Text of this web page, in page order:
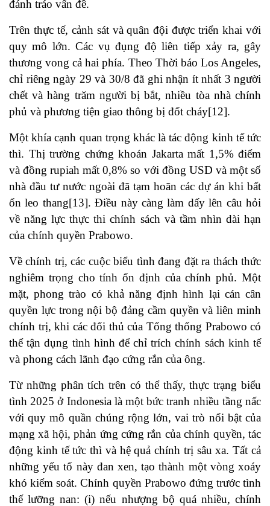
đánh tráo vấn đề.
Trên thực tế, cảnh sát và quân đội được triển khai với
quy mô lớn. Các vụ đụng độ liên tiếp xảy ra, gây
thương vong cả hai phía. Theo Thời báo Los Angeles,
chỉ riêng ngày 29 và 30/8 đã ghi nhận ít nhất 3 người
chết và hàng trăm người bị bắt, nhiều tòa nhà chính
phủ và phương tiện giao thông bị đốt cháy[12].
Một khía cạnh quan trọng khác là tác động kinh tế tức
thì. Thị trường chứng khoán Jakarta mất 1,5% điểm
và đồng rupiah mất 0,8% so với đồng USD và một số
nhà đầu tư nước ngoài đã tạm hoãn các dự án khi bất
ổn leo thang[13]. Điều này càng làm dấy lên câu hỏi
về năng lực thực thi chính sách và tầm nhìn dài hạn
của chính quyền Prabowo.
Về chính trị, các cuộc biểu tình đang đặt ra thách thức
nghiêm trọng cho tính ổn định của chính phủ. Một
mặt, phong trào có khả năng định hình lại cán cân
quyền lực trong nội bộ đảng cầm quyền và liên minh
chính trị, khi các đối thủ của Tổng thống Prabowo có
thể tận dụng tình hình để chỉ trích chính sách kinh tế
và phong cách lãnh đạo cứng rắn của ông.
Từ những phân tích trên có thể thấy, thực trạng biểu
tình 2025 ở Indonesia là một bức tranh nhiều tầng nấc
với quy mô quần chúng rộng lớn, vai trò nổi bật của
mạng xã hội, phản ứng cứng rắn của chính quyền, tác
động kinh tế tức thì và hệ quả chính trị sâu xa. Tất cả
những yếu tố này đan xen, tạo thành một vòng xoáy
khó kiểm soát. Chính quyền Prabowo đứng trước tình
thế lưỡng nan: (i) nếu nhượng bộ quá nhiều, chính